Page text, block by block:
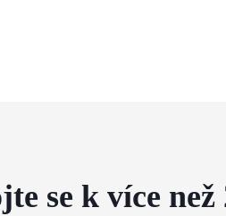
se k více než